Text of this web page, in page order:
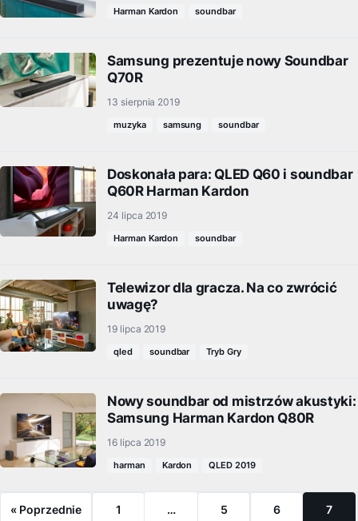
Harman Kardon soundbar
Samsung prezentuje nowy Soundbar
Q70R
13 sierpnia 2019
muzyka samsung soundbar
Doskonała para: QLED Q60 i soundbar
Q60R Harman Kardon
24 lipca 2019
Harman Kardon soundbar
Telewizor dla gracza. Na co zwrócić
uwagę?
19 lipca 2019
qled soundbar Tryb Gry
Nowy soundbar od mistrzów akustyki:
Samsung Harman Kardon Q80R
16 lipca 2019
harman Kardon QLED 2019
« Poprzednie 1 … 5 6 7